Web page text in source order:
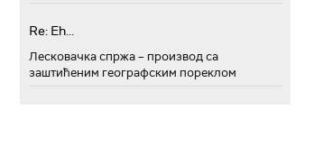
Re: Eh...
Лесковачка спржа – производ са
заштићеним географским пореклом